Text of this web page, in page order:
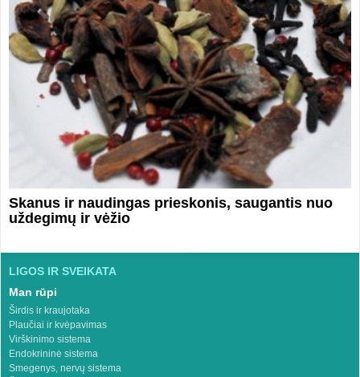
Skanus ir naudingas prieskonis, saugantis nuo
uždegimų ir vėžio
LIGOS IR SVEIKATA
Man rūpi
Širdis ir kraujotaka
Plaučiai ir kvėpavimas
Virškinimo sistema
Endokrininė sistema
Smegenys, nervų sistema